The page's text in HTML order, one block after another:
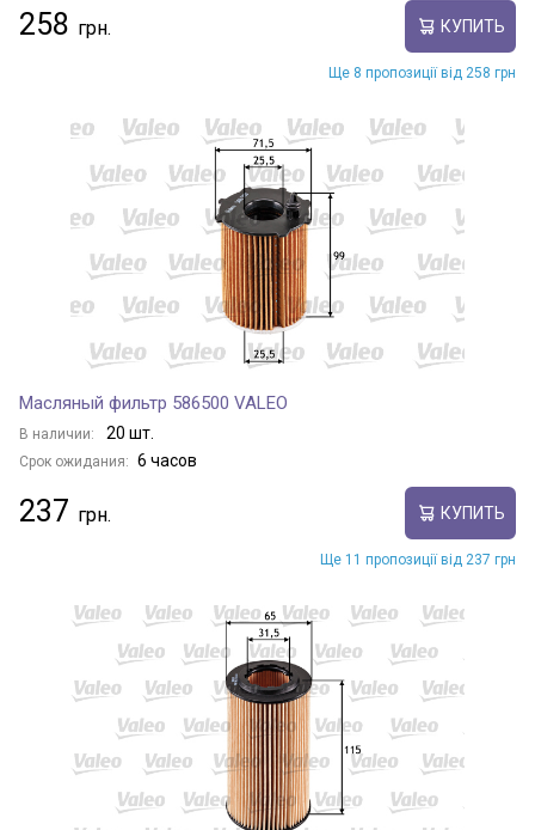
258 КУПИТЬ
Ще 8 пропозиції від 258 грн
Масляный фильтр 586500 VALEO
В наличии: 20 шт.
Срок ожидания: 6 часов
237 КУПИТЬ
Ще 11 пропозиції від 237 грн